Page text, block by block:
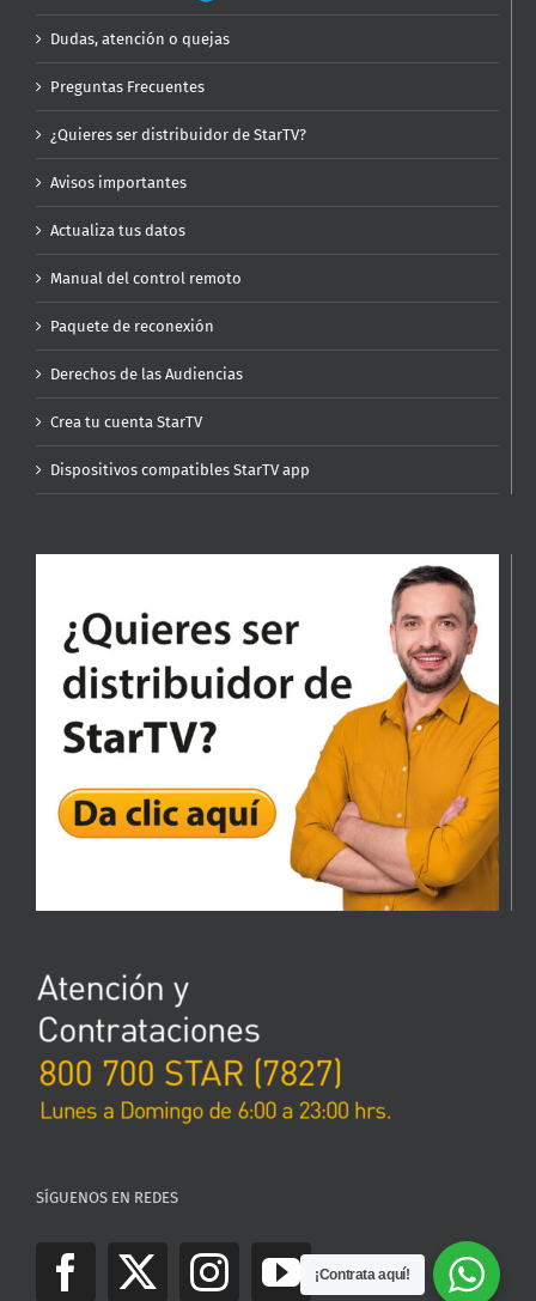
Dudas, atención o quejas
Preguntas Frecuentes
¿Quieres ser distribuidor de StarTV?
Avisos importantes
Actualiza tus datos
Manual del control remoto
Paquete de reconexión
Derechos de las Audiencias
Crea tu cuenta StarTV
Dispositivos compatibles StarTV app
SÍGUENOS EN REDES
¡Contrata aquí!